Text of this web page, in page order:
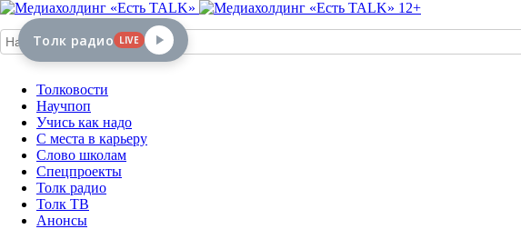
12+
Толковости
Научпоп
Учись как надо
С места в карьеру
Слово школам
Спецпроекты
Толк радио
Толк ТВ
Анонсы
Толк радио LIVE